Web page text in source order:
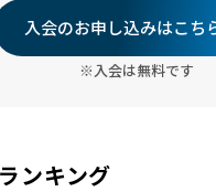
入会のお申し込みはこち
※入会は無料です
ンキング